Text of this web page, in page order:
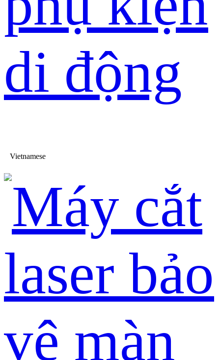
di động
Vietnamese